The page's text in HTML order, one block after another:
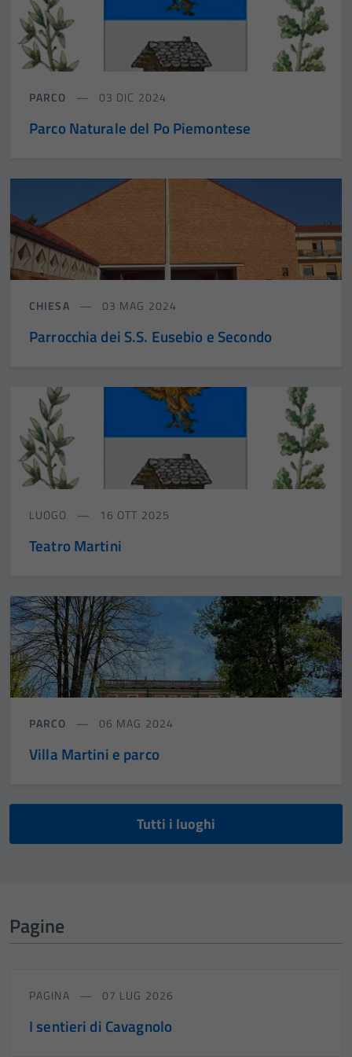
PARCO 03 DIC 2024
Parco Naturale del Po Piemontese
CHIESA 03 MAG 2024
Parrocchia dei S.S. Eusebio e Secondo
LUOGO 16 OTT 2025
Teatro Martini
PARCO 06 MAG 2024
Villa Martini e parco
Tutti i luoghi
Pagine
PAGINA 07 LUG 2026
I sentieri di Cavagnolo